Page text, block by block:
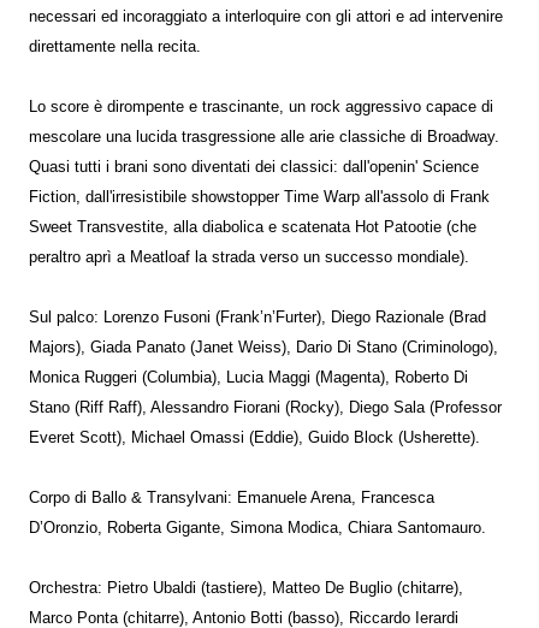
necessari ed incoraggiato a interloquire con gli attori e ad intervenire
direttamente nella recita.
Lo score è dirompente e trascinante, un rock aggressivo capace di
mescolare una lucida trasgressione alle arie classiche di Broadway.
Quasi tutti i brani sono diventati dei classici: dall'openin' Science
Fiction, dall'irresistibile showstopper Time Warp all'assolo di Frank
Sweet Transvestite, alla diabolica e scatenata Hot Patootie (che
peraltro aprì a Meatloaf la strada verso un successo mondiale).
Sul palco: Lorenzo Fusoni (Frank’n’Furter), Diego Razionale (Brad
Majors), Giada Panato (Janet Weiss), Dario Di Stano (Criminologo),
Monica Ruggeri (Columbia), Lucia Maggi (Magenta), Roberto Di
Stano (Riff Raff), Alessandro Fiorani (Rocky), Diego Sala (Professor
Everet Scott), Michael Omassi (Eddie), Guido Block (Usherette).
Corpo di Ballo & Transylvani: Emanuele Arena, Francesca
D’Oronzio, Roberta Gigante, Simona Modica, Chiara Santomauro.
Orchestra: Pietro Ubaldi (tastiere), Matteo De Buglio (chitarre),
Marco Ponta (chitarre), Antonio Botti (basso), Riccardo Ierardi